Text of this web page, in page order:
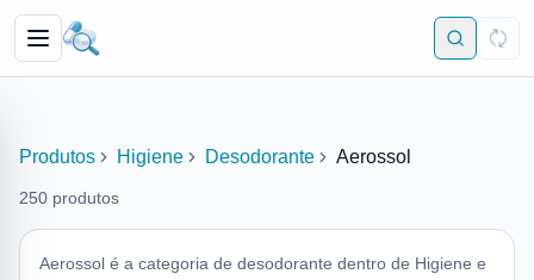
Produtos Higiene Desodorante Aerossol
250 produtos
Aerossol é a categoria de desodorante dentro de Higiene e